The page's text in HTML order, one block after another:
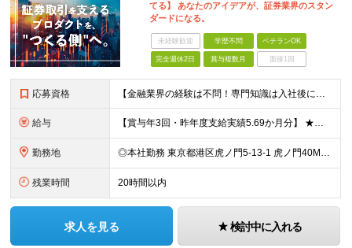
てる】 あなたのアイデアが、証券業界のスタン
ダードになる。
未経験歓迎 学歴不問 ベテランOK
完全週休2日 賞与複数月 面接1回
応募資格 【金融業界の経験は不問！専門知識は入社後に学べます】 ◎学歴不問 ◎システム開発の実務経験をお持ちの方 └3年以上・Java、C#いずれかの使用経験をお持ちの方を想定しております 【以下のような方は
給与 【賞与年3回・昨年度支給実績5.69か月分】 ★想定年収500万円～ ★前職給与考慮あり 月給27万円～59万円 +残業代全額支給(1分単位、監督職以下) +人事評価による賞与年2回（4月/10月）
勤務地 ◎本社勤務 東京都港区虎ノ門5-13-1 虎ノ門40MTビル 8F ※原則として、転居を伴う転勤はありません ※(変更の範囲)上記を除く当社関連勤務地
残業時間 20時間以内
求人を見る 検討中に入れる